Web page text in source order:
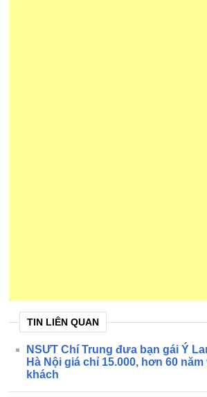
TIN LIÊN QUAN
NSƯT Chí Trung đưa bạn gái Ý
Hà Nội giá chỉ 15.000, hơn 60
khách